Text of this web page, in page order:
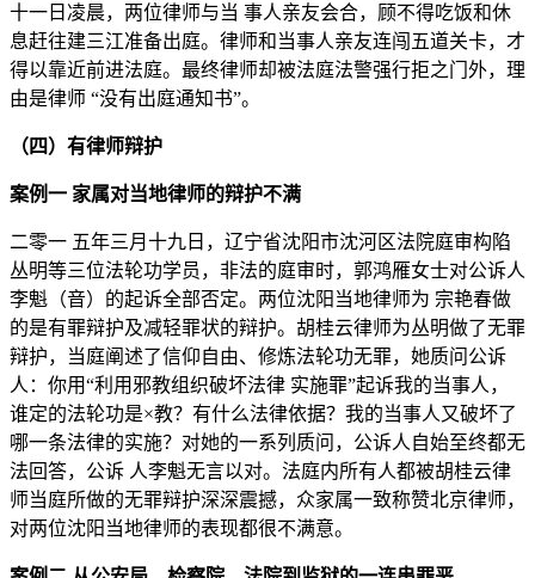
十一日凌晨，两位律师与当 事人亲友会合，顾不得吃饭和休
息赶往建三江准备出庭。律师和当事人亲友连闯五道关卡，才
得以靠近前进法庭。最终律师却被法庭法警强行拒之门外，理
由是律师 “没有出庭通知书”。
（四）有律师辩护
案例一 家属对当地律师的辩护不满
二零一 五年三月十九日，辽宁省沈阳市沈河区法院庭审构陷
丛明等三位法轮功学员，非法的庭审时，郭鸿雁女士对公诉人
李魁（音）的起诉全部否定。两位沈阳当地律师为 宗艳春做
的是有罪辩护及减轻罪状的辩护。胡桂云律师为丛明做了无罪
辩护，当庭阐述了信仰自由、修炼法轮功无罪，她质问公诉
人：你用“利用邪教组织破坏法律 实施罪”起诉我的当事人，
谁定的法轮功是×教？有什么法律依据？我的当事人又破坏了
哪一条法律的实施？对她的一系列质问，公诉人自始至终都无
法回答，公诉 人李魁无言以对。法庭内所有人都被胡桂云律
师当庭所做的无罪辩护深深震撼，众家属一致称赞北京律师，
对两位沈阳当地律师的表现都很不满意。